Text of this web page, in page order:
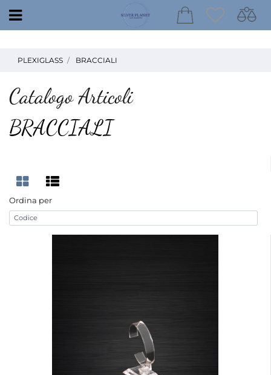
Open
PLEXIGLASS BRACCIALI
Catalogo Articoli
BRACCIALI
Ordina per